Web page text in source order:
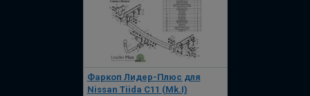
Фаркоп Лидер-Плюс для
Nissan Tiida C11 (Mk.I)